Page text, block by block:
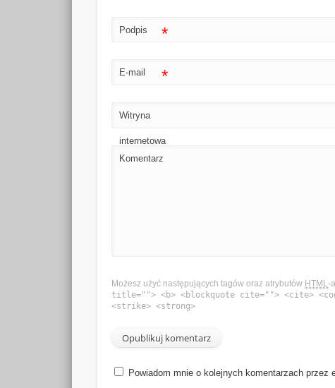
Podpis *
E-mail *
Witryna
internetowa
Komentarz
Możesz użyć następujących tagów oraz atrybutów HTML-
title=""> <b> <blockquote cite=""> <cite>
<strike> <strong>
Powiadom mnie o kolejnych komentarzach przez